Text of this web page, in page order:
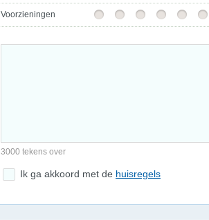
Voorzieningen
3000 tekens over
Ik ga akkoord met de huisregels